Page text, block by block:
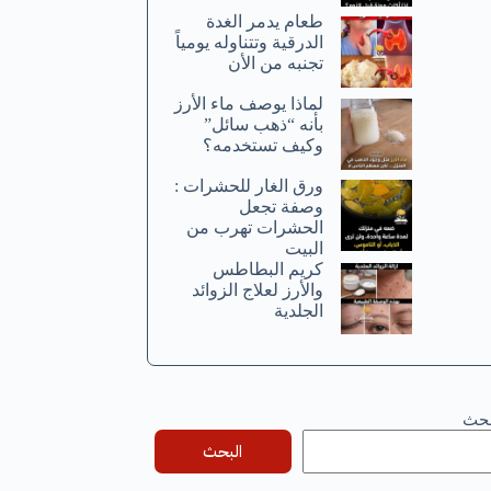
طعام يدمر الغدة
الدرقية وتتناوله يومياً
تجنبه من الأن
لماذا يوصف ماء الأرز
بأنه “ذهب سائل”
وكيف تستخدمه؟
ورق الغار للحشرات :
وصفة تجعل
الحشرات تهرب من
البيت
كريم البطاطس
والأرز لعلاج الزوائد
الجلدية
البحث